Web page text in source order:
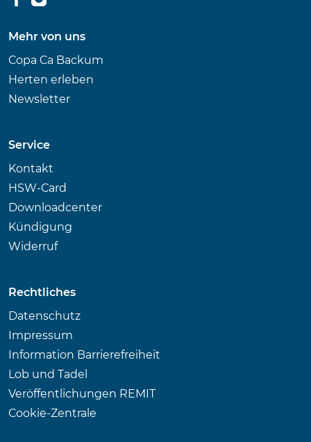
Mehr von uns
Copa Ca Backum
Herten erleben
Newsletter
Service
Kontakt
HSW-Card
Downloadcenter
Kündigung
Widerruf
Rechtliches
Datenschutz
Impressum
Information Barrierefreiheit
Lob und Tadel
Veröffentlichungen REMIT
Cookie-Zentrale